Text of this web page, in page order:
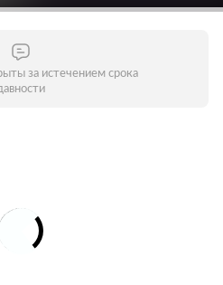
за истечением срока